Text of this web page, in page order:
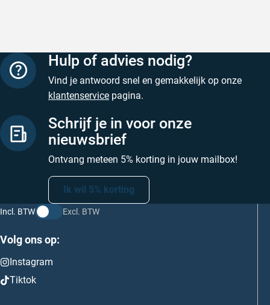
Hulp of advies nodig?
Vind je antwoord snel en gemakkelijk op onze
klantenservice pagina.
Schrijf je in voor onze
nieuwsbrief
Ontvang meteen 5% korting in jouw mailbox!
Ik wil 5% korting
Incl. BTW Excl. BTW
Volg ons op:
Instagram
Tiktok